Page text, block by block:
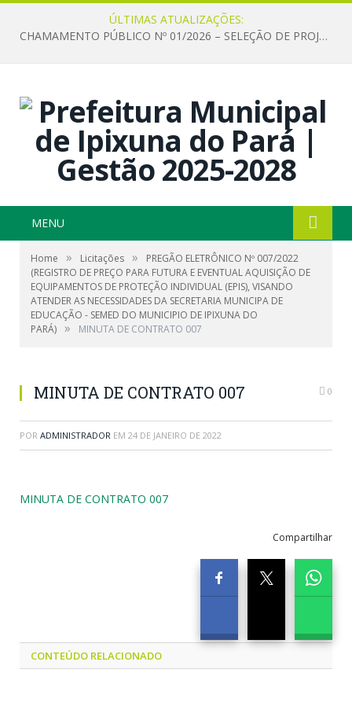
ÚLTIMAS ATUALIZAÇÕES:
CHAMAMENTO PÚBLICO Nº 01/2026 – SELEÇÃO DE PROJETOS PARA FIRMAR TERMO DE EXECUÇÃO CULTURAL COM RECURSOS DA POLÍTICA NACIONAL ALDIR BLANC DE FOMENTO À CULTURA – PNAB (LEI Nº 14.399/2022)
MENU
Home » Licitações »
PREGÃO ELETRÔNICO Nº 007/2022
(REGISTRO DE PREÇO PARA FUTURA E EVENTUAL AQUISIÇÃO DE
EQUIPAMENTOS DE PROTEÇÃO INDIVIDUAL (EPIS), VISANDO
ATENDER AS NECESSIDADES DA SECRETARIA MUNICIPA DE
EDUCAÇÃO - SEMED DO MUNICIPIO DE IPIXUNA DO
PARÁ) » MINUTA DE CONTRATO 007
MINUTA DE CONTRATO 007 0
POR ADMINISTRADOR EM 24 DE JANEIRO DE 2022
MINUTA DE CONTRATO 007
Compartilhar
CONTEÚDO RELACIONADO